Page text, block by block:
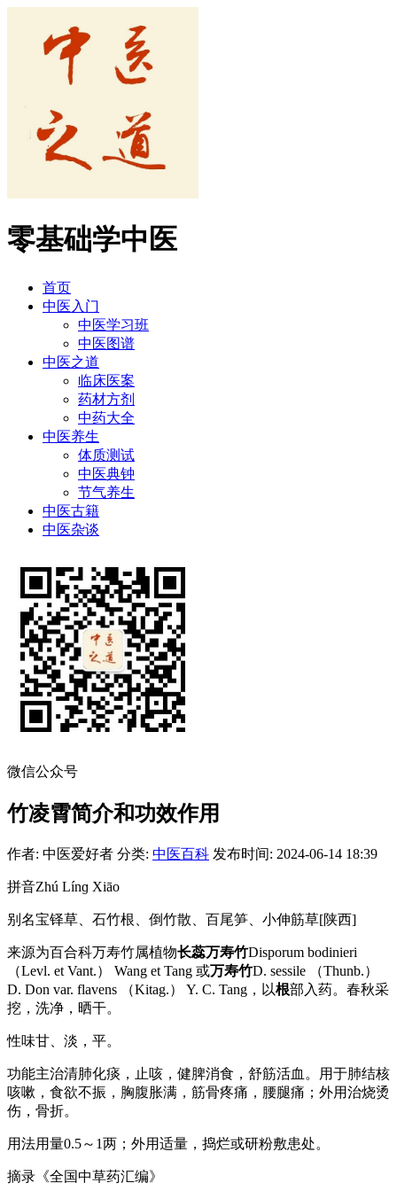
零基础学中医
首页
中医入门
中医学习班
中医图谱
中医之道
临床医案
药材方剂
中药大全
中医养生
体质测试
中医典钟
节气养生
中医古籍
中医杂谈
微信公众号
竹凌霄简介和功效作用
作者: 中医爱好者 分类: 中医百科 发布时间: 2024-06-14 18:39
拼音Zhú Línɡ Xiāo
别名宝铎草、石竹根、倒竹散、百尾笋、小伸筋草[陕西]
来源为百合科万寿竹属植物长蕊万寿竹Disporum bodinieri
（Levl. et Vant.） Wang et Tang 或万寿竹D. sessile （Thunb.）
D. Don var. flavens （Kitag.） Y. C. Tang，以根部入药。春秋采
挖，洗净，晒干。
性味甘、淡，平。
功能主治清肺化痰，止咳，健脾消食，舒筋活血。用于肺结核
咳嗽，食欲不振，胸腹胀满，筋骨疼痛，腰腿痛；外用治烧烫
伤，骨折。
用法用量0.5～1两；外用适量，捣烂或研粉敷患处。
摘录《全国中草药汇编》